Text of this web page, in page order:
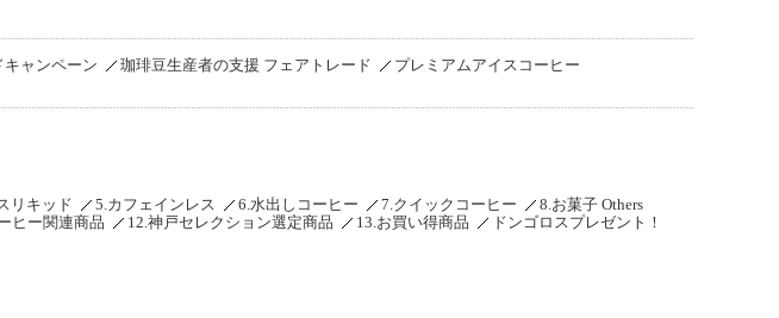
ャンペーン 珈琲豆生産者の支援 フェアトレード プレミアムアイスコーヒー
リキッド 5.カフェインレス 6.水出しコーヒー 7.クイックコーヒー
8.お菓子 Others
ヒー関連商品 12.神戸セレクション選定商品 13.お買い得商品
ドンゴロスプレゼント！